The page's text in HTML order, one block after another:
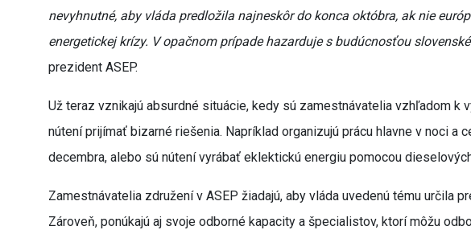
nevyhnutné, aby vláda predložila najneskôr do konca októbra, ak nie
energetickej krízy. V opačnom prípade hazarduje s budúcnosťou
prezident ASEP.
Už teraz vznikajú absurdné situácie, kedy sú zamestnávatelia vzhľadom k
nútení prijímať bizarné riešenia. Napríklad organizujú prácu hlavne v noci a
decembra, alebo sú nútení vyrábať eklektickú energiu pomocou
Zamestnávatelia združení v ASEP žiadajú, aby vláda uvedenú tému určila
Zároveň, ponúkajú aj svoje odborné kapacity a špecialistov, ktorí môžu